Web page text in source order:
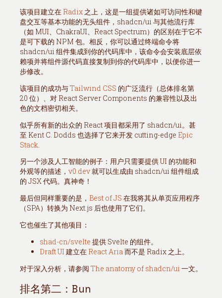
该项目建立在 Radix 之上，这是一组提供诸如可访问性和键
盘交互等基本功能的无头组件，shadcn/ui 与其他流行库
（如 MUI、ChakraUI、React Spectrum）的区别在于它不
是可下载的 NPM 包。相反，你可以通过终端命令将
shadcn/ui 组件集成到你的代码库中，该命令会安装底层依
赖项并将组件源代码直接复制到你的代码库中，以便你进一
步修改。
该项目的成功与Tailwind CSS 的广泛流行（总体排名第
20 位）、对 React Server Components 的兼容性以及出
色的文档密切相关。
似乎所有新的出众的 React 项目都采用了 shadcn/ui。甚
至 Kent C. Dodds 也选择了它来开发 cutting-edge Epic
Stack
另一个涉及人工智能的例子：用户只需要提供 UI 的功能和
外观等的描述， v0.dev就可以生成由 shadcn/ui 组件组成
的 JSX 代码。真神奇！
最后但同样重要的是， Best of JS 在我将其从单页应用程序
（SPA）转换为 Next.js 后也使用了它们。
它也催生了其他项目：
shad-cn/svelte 提供 Svelte 的组件。
Draft UI 建立在 React Aria 而不是 Radix 之上。
对于深入分析，请参阅 The anatomy of shadcn/ui 一文。
排名第二：Bun